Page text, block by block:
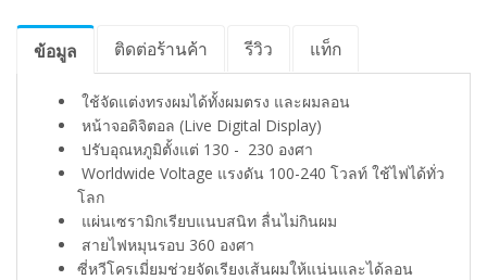
ข้อมูล ติดต่อร้านค้า รีวิว แท็ก
ใช้จัดแต่งทรงผมได้ทั้งผมตรง และผมลอน​
หน้าจอดิจิตอล (Live Digital Display)​
ปรับอุณหภูมิตั้งแต่ 130 - 230 องศา​
Worldwide Voltage แรงดัน 100-240 โวลท์ ใช้ไฟได้ทั่ว
โลก​
แผ่นเซรามิกเรียบแนบสนิท ลื่นไม่กินผม​
สายไฟหมุนรอบ 360 องศา
ซี่หวีโครเมี่ยมช่วยจัดเรียงเส้นผมให้แน่นและได้ลอน